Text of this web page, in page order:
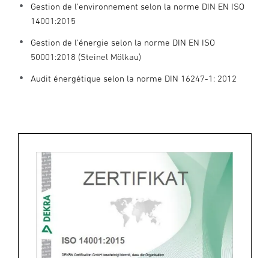
Gestion de l'environnement selon la norme DIN EN ISO
14001:2015
Gestion de l'énergie selon la norme DIN EN ISO
50001:2018 (Steinel Mölkau)
Audit énergétique selon la norme DIN 16247-1: 2012